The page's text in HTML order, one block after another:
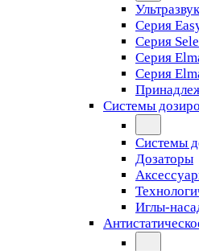
Серия
Серия
Серия
Серия
Системы
Системы
Дозаторы
Иглы-